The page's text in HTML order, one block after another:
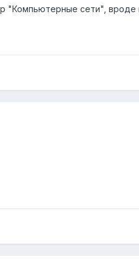
"Компьютерные сети",